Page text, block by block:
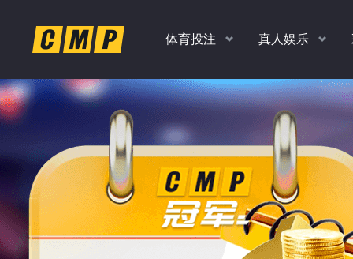
体育投注
高达
1.0%
真人娱乐
高达
1.0%
时时彩、PK10、香港彩
各种玩法任你玩
高达
1.10
高达
1.20
老虎机，捕鱼，真人
多款经典游戏 扫码